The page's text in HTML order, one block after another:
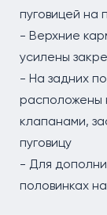
пуговицей на
- Верхние
усилены
- На задних
расположены
клапанами,
пуговицу
- Для
половинках